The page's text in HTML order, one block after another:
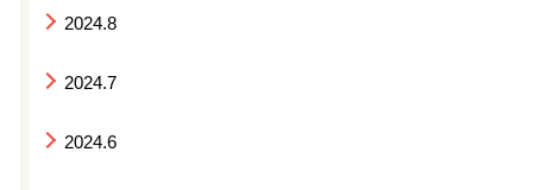
2024.8
2024.7
2024.6